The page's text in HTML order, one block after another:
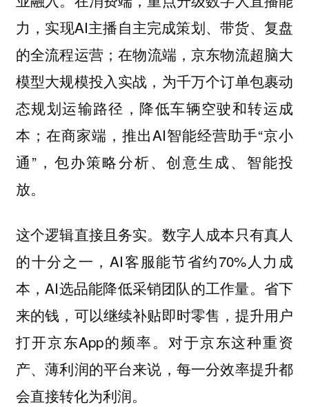
力，实现AI主播自主完成策划、带货、复盘
的全流程运营；在物流端，京东物流超脑大
模型大规模投入实战，为千万个订单包裹动
态规划运输路径，降低车辆空驶和转运成
本；在商家端，推出AI智能经营助手“京小
通”，包办策略分析、创意生成、智能投
放。
这个逻辑直接且务实。数字人成本只有真人
的十分之一，AI客服能节省约70%人力成
本，AI选品能降低采销团队的工作量。省下
来的钱，可以继续补贴即时零售，提升用户
打开京东App的频率。对于京东这种重资
产、薄利润的平台来说，每一分效率提升都
会直接转化为利润。